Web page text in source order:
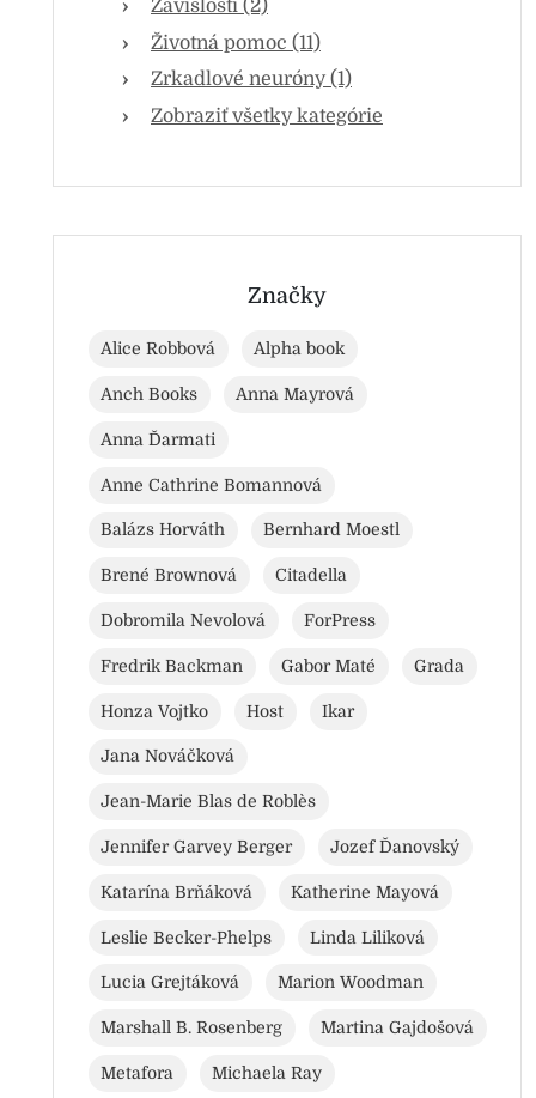
Závislosti (2)
Životná pomoc (11)
Zrkadlové neuróny (1)
Zobraziť všetky kategórie
Značky
Alice Robbová Alpha book
Anch Books Anna Mayrová
Anna Ďarmati
Anne Cathrine Bomannová
Balázs Horváth Bernhard Moestl
Brené Brownová Citadella
Dobromila Nevolová ForPress
Fredrik Backman Gabor Maté Grada
Honza Vojtko Host Ikar
Jana Nováčková
Jean-Marie Blas de Roblès
Jennifer Garvey Berger Jozef Ďanovský
Katarína Brňáková Katherine Mayová
Leslie Becker-Phelps Linda Liliková
Lucia Grejtáková Marion Woodman
Marshall B. Rosenberg Martina Gajdošová
Metafora Michaela Ray